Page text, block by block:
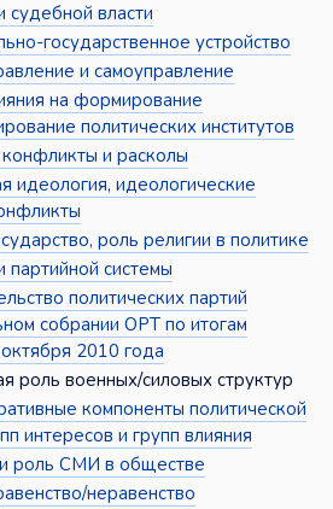
судебной власти
государственное устройство
и самоуправление
на формирование
политических институтов
и расколы
идеология, идеологические
роль религии в политике
партийной системы
политических партий
собрании ОРТ по итогам
2010 года
роль военных/силовых структур
компоненты политической
интересов и групп влияния
роль СМИ в обществе
неравенство